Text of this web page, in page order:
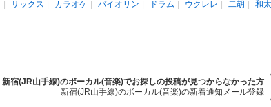
サックス カラオケ バイオリン ドラム ウクレレ 二胡 和
新宿(JR山手線)のボーカル(音楽)でお探しの投稿が見つからなかった方
新宿(JR山手線)のボーカル(音楽)の新着通知メール登録